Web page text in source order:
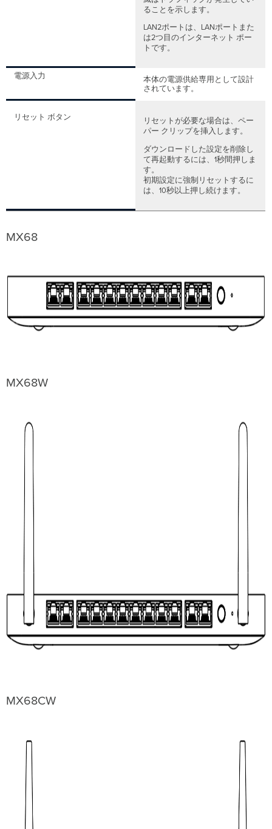
リ
設
定
ることを示します。
LAN2ポートは、LANポートまた
は2つ目のインターネット ポー
トです。
電源入力
本体の電源供給専用として設計
されています。
リセット ボタン
リセットが必要な場合は、ペー
パー クリップを挿入します。
ダウンロードした設定を削除し
て再起動するには、1秒間押しま
す。
初期設定に強制リセットするに
は、10秒以上押し続けます。
MX68
MX68W
MX68CW